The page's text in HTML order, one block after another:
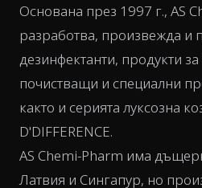
Основана през 1997 г., AS
разработва, произвежда и
дезинфектанти, продукти
почистващи и специални
както и серията луксозна
D'DIFFERENCE.
AS Chemi-Pharm има
Латвия и Сингапур, но